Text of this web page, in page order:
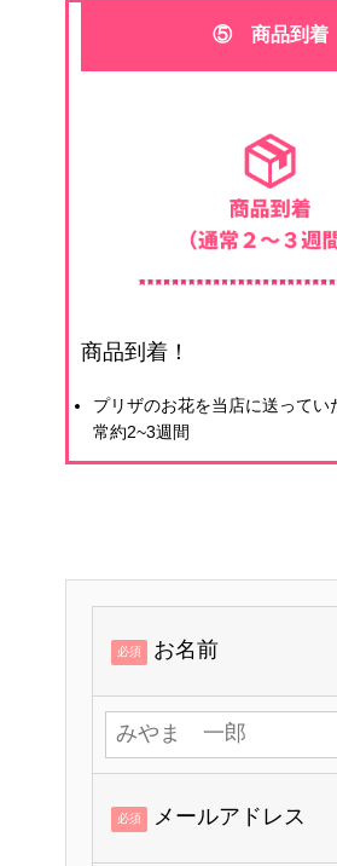
⑤ 商品到着
商品到着！
プリザのお花を当店に送ってい
常約2~3週間
必須 お名前
必須 メールアドレス